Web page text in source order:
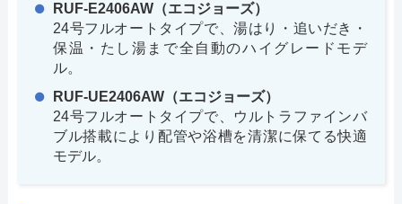
RUF-E2406AW（エコジョーズ）
24号フルオートタイプで、湯はり・追いだき・
保温・たし湯まで全自動のハイグレードモデ
ル。
RUF-UE2406AW（エコジョーズ）
24号フルオートタイプで、ウルトラファインバ
ブル搭載により配管や浴槽を清潔に保てる快適
モデル。